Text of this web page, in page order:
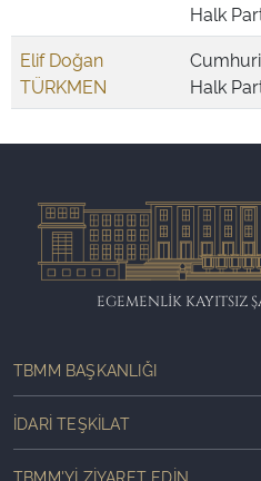
Halk
Elif Doğan
TÜRKMEN
Halk
EGEMENLİK KAYITSIZ
TBMM BAŞKANLIĞI
İDARI TEŞKILAT
TBMM'YI ZIYARET EDIN